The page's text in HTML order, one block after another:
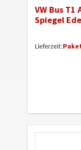
VW Bus T1
Spiegel
Lieferzeit: